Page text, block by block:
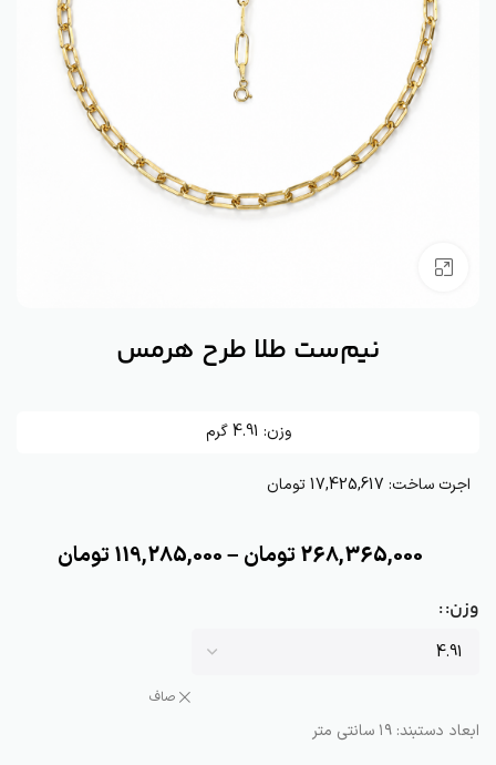
نیم‌ست طلا طرح هرمس
وزن: 4.91 گرم
اجرت ساخت: 17,425,617 تومان
268,365,000تومان –
119,285,000تومان
وزن:
صاف
ابعاد دستبند: ۱۹ سانتی متر